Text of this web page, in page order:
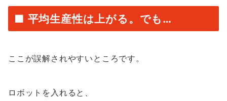
■ 平均生産性は上がる。でも…
ここが誤解されやすいところです。
ロボットを入れると、